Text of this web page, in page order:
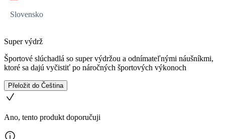
Slovensko
Super výdrž
Športové slúchadlá so super výdržou a odnímateľnými náušníkmi,
ktoré sa dajú vyčistiť po náročných športových výkonoch
Přeložit do Čeština
Ano, tento produkt doporučuji